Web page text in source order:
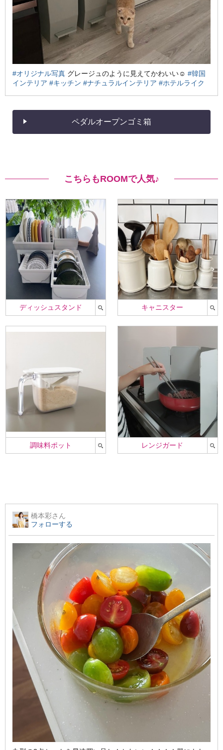
#オリジナル写真 グレージュのように見えてかわいい☺️ #韓国
インテリア #キッチン #ナチュラルインテリア #ホテルライク
ペダルオープンゴミ箱
こちらもROOMで人気♪
ディッシュスタンド キャニスター
調味料ポット レンジガード
橋本彩さん
フォローする